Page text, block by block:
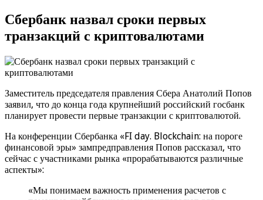
Сбербанк назвал сроки первых
транзакций с криптовалютами
Заместитель председателя правления Сбера Анатолий Попов
заявил, что до конца года крупнейший российский госбанк
планирует провести первые транзакции с криптовалютой.
На конференции Сбербанка «FI day. Blockchain: на пороге
финансовой эры» зампредправления Попов рассказал, что
сейчас с участниками рынка «прорабатываются различные
аспекты»:
«Мы понимаем важность применения расчетов с